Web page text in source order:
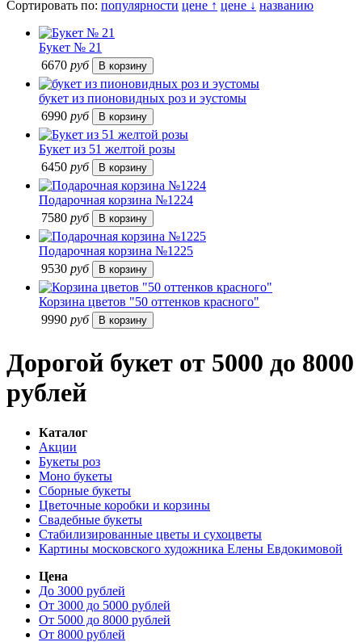
Сортировать по: популярности цене ↑ цене ↓ названию
Букет № 21
6670 руб
букет из пионовидных роз и эустомы
6990 руб
Букет из 51 желтой розы
6450 руб
Подарочная корзина №1224
7580 руб
Подарочная корзина №1225
9530 руб
Корзина цветов "50 оттенков красного"
9990 руб
Дорогой букет от 5000 до 8000
рублей
Каталог
Акции
Букеты роз
Моно букеты
Сборные букеты
Цветочные коробки и корзины
Свадебные букеты
Стабилизированные цветы и сухоцветы
Картины московского художника Елены Евдокимовой
Цена
До 3000 рублей
От 3000 до 5000 рублей
От 5000 до 8000 рублей
От 8000 рублей